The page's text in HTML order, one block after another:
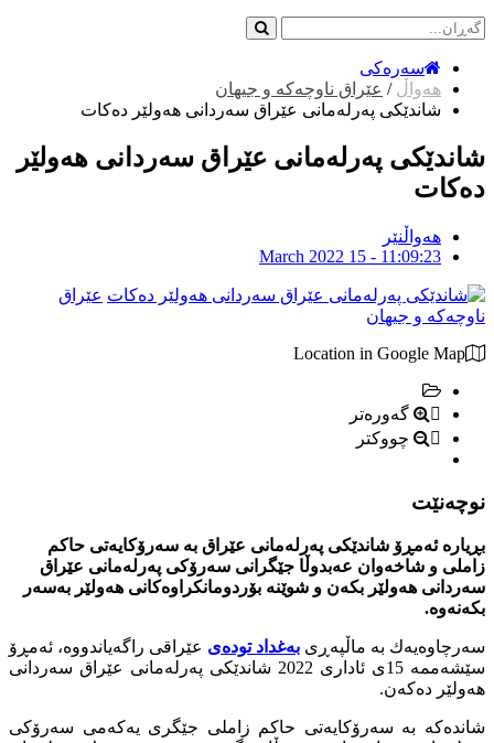
سەرەکی
هەواڵ / عێراق ناوچەکە و جیهان
شاندێكى په‌رله‌مانى عێراق سه‌ردانى هه‌ولێر ده‌كات
شاندێكى په‌رله‌مانى عێراق سه‌ردانى هه‌ولێر
ده‌كات
هەواڵنێر
March 2022 15 - 11:09:23
عێراق
ناوچەکە و جیهان
Location in Google Map
گەورەتر
چووکتر
نوچه‌نێت
بڕیاره‌ ئه‌مڕۆ شاندێكى په‌رله‌مانى عێراق به‌ سه‌رۆكایه‌تى حاكم
زاملى و شاخه‌وان عه‌بدوڵا جێگرانى سه‌رۆكى په‌رله‌مانى عێراق
سه‌ردانى هه‌ولێر بكه‌ن و شوێنه‌ بۆردومانكراوه‌كانى هه‌ولێر به‌سه‌ر
بكه‌نه‌وه‌.
سه‌رچاوه‌یه‌ك به‌ ماڵپه‌ڕى به‌غداد توده‌ى عێراقى راگه‌یاندووه‌، ئه‌مڕۆ
سێشه‌ممه‌ 15ى ئادارى 2022 شاندێكى په‌رله‌مانى عێراق سه‌ردانى
هه‌ولێر ده‌كه‌ن.
شانده‌كه‌ به‌ سه‌رۆكایه‌تى حاكم زاملى جێگرى یه‌كه‌مى سه‌رۆكى